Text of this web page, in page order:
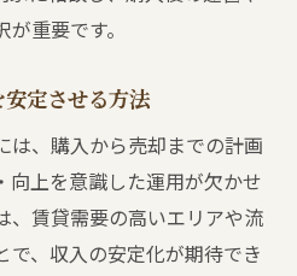
重要です。
定させる方法
は、購入から売却までの計画
向上を意識した運用が欠かせ
、賃貸需要の高いエリアや流
、収入の安定化が期待でき